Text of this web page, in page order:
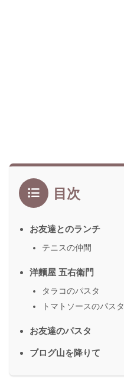
目次
お友達とのランチ
テニスの仲間
洋麵屋 五右衛門
タラコのパスタ
トマトソースのパスタ
お友達のパスタ
ブログ山を降りて